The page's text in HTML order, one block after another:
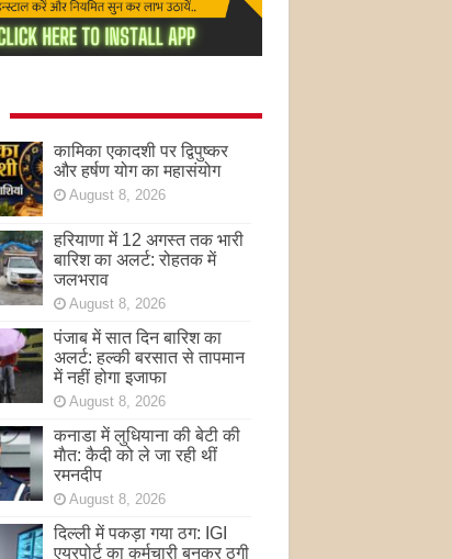
कामिका एकादशी पर द्विपुष्कर
और हर्षण योग का महासंयोग
August 8, 2026
हरियाणा में 12 अगस्त तक भारी
बारिश का अलर्ट: रोहतक में
जलभराव
August 8, 2026
पंजाब में सात दिन बारिश का
अलर्ट: हल्की बरसात से तापमान
में नहीं होगा इजाफा
August 8, 2026
कनाडा में लुधियाना की बेटी की
माैत: कैदी को ले जा रही थीं
रमनदीप
August 8, 2026
दिल्ली में पकड़ा गया ठग: IGI
एयरपोर्ट का कर्मचारी बनकर ठगी